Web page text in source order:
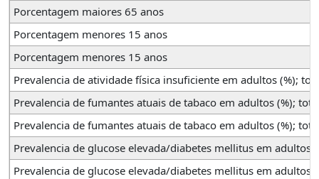
Porcentagem maiores 65 anos
Porcentagem menores 15 anos
Porcentagem menores 15 anos
Prevalencia de atividade física insuficiente em adultos (%);
Prevalencia de fumantes atuais de tabaco em adultos (%);
Prevalencia de fumantes atuais de tabaco em adultos (%);
Prevalencia de glucose elevada/diabetes mellitus em
Prevalencia de glucose elevada/diabetes mellitus em